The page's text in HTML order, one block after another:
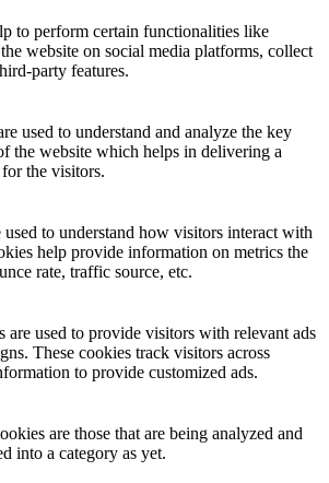
to perform certain functionalities like
website on social media platforms, collect
party features.
used to understand and analyze the key
the website which helps in delivering a
the visitors.
to understand how visitors interact with
help provide information on metrics the
rate, traffic source, etc.
are used to provide visitors with relevant ads
These cookies track visitors across
to provide customized ads.
are those that are being analyzed and
into a category as yet.